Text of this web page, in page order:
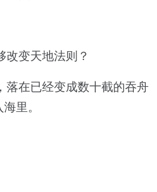
变天地法则？
在已经变成数十截的吞舟
里。